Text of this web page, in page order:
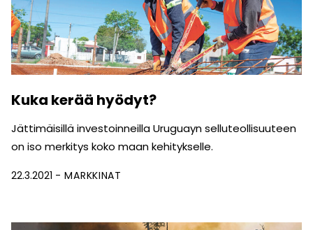
Kuka kerää hyödyt?
Jättimäisillä investoinneilla Uruguayn selluteollisuuteen
on iso merkitys koko maan kehitykselle.
22.3.2021 MARKKINAT